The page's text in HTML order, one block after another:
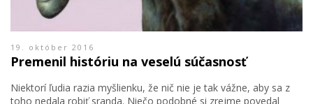
19. október 2016
Premenil históriu na veselú súčasnosť
Niektorí ľudia razia myšlienku, že nič nie je tak vážne, aby sa z
toho nedala robiť sranda. Niečo podobné si zrejme povedal